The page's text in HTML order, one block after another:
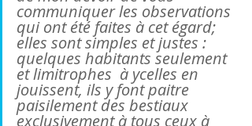
communiquer les observations
qui ont été faites à cet égard;
elles sont simples et justes :
quelques habitants seulement
et limitrophes  à ycelles en
jouissent, ils y font paitre
paisilement des bestiaux
exclusivement à tous ceux à